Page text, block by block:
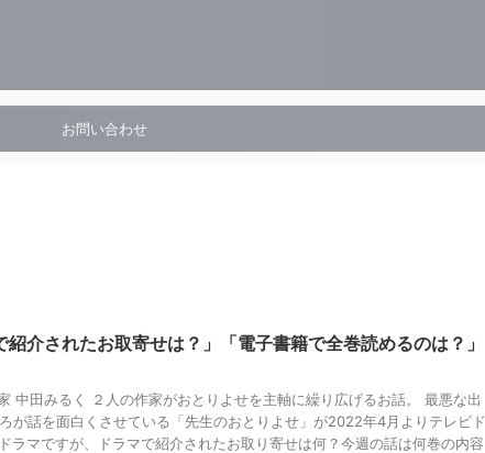
お問い合わせ
介されたお取寄せは？」「電子書籍で全巻読めるのは？」
中田みるく ２人の作家がおとりよせを主軸に繰り広げるお話。 最悪な出
が話を面白くさせている「先生のおとりよせ」が2022年4月よりテレビド
ラマですが、ドラマで紹介されたお取り寄せは何？今週の話は何巻の内容